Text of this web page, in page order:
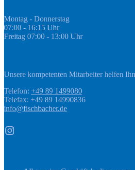
Montag - Donnerstag
07:00 - 16:15 Uhr
Freitag 07:00 - 13:00 Uhr
Unsere kompetenten Mitarbeiter helfen
Telefon: +49 89 1499080
Telefax: +49 89 14990836
info@fischbacher.de
Instagram